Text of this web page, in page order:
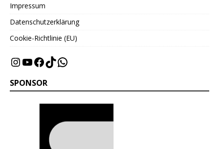
Impressum
Datenschutzerklärung
Cookie-Richtlinie (EU)
SPONSOR